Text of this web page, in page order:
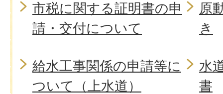
市税に関する証明書の申
請・交付について
原
き
給水工事関係の申請等に
ついて（上水道）
水
書